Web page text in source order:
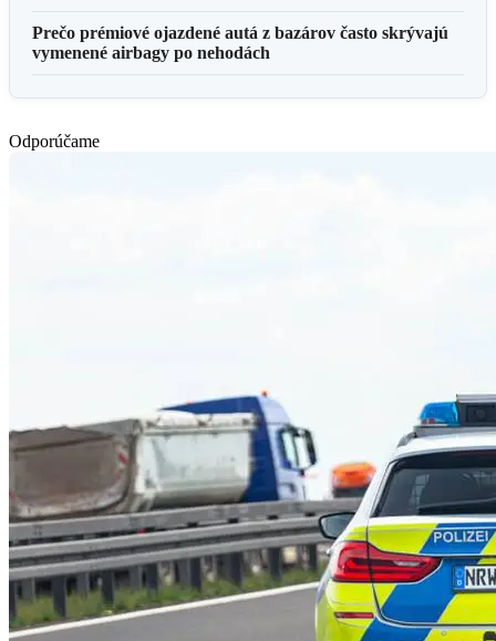
Prečo prémiové ojazdené autá z bazárov často skrývajú
vymenené airbagy po nehodách
Odporúčame